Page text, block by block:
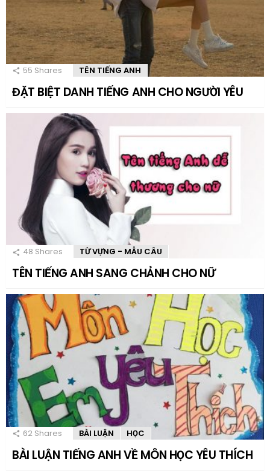
55 Shares TÊN TIẾNG ANH
ĐẶT BIỆT DANH TIẾNG ANH CHO NGƯỜI YÊU
48 Shares TỪ VỰNG - MẪU CÂU
TÊN TIẾNG ANH SANG CHẢNH CHO NỮ
62 Shares BÀI LUẬN HỌC
BÀI LUẬN TIẾNG ANH VỀ MÔN HỌC YÊU THÍCH